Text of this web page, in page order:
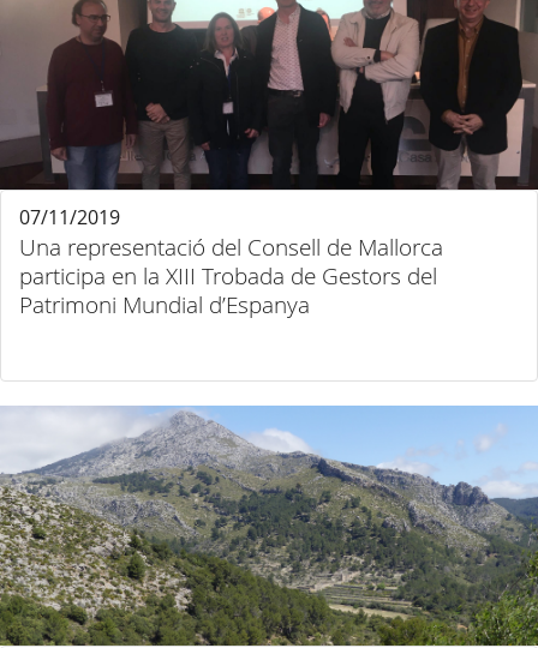
Una representació del Consell de Mallorca
participa en la XIII Trobada de Gestors del
Patrimoni Mundial d’Espanya
07/11/2019